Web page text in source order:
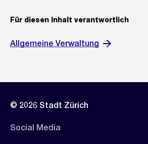
Für diesen Inhalt verantwortlich
Allgemeine Verwaltung
© 2026 Stadt Zürich
Social Media